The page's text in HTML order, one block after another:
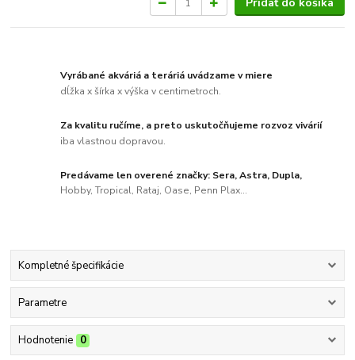
Pridať do košíka
Vyrábané akváriá a teráriá uvádzame v miere
dĺžka x šírka x výška v centimetroch.
Za kvalitu ručíme, a preto uskutočňujeme rozvoz vivárií
iba vlastnou dopravou.
Predávame len overené značky: Sera, Astra, Dupla,
Hobby, Tropical, Rataj, Oase, Penn Plax...
Kompletné špecifikácie
Parametre
Hodnotenie 0